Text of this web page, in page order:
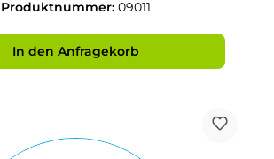
Produktnummer: 09011
In den Anfragekorb